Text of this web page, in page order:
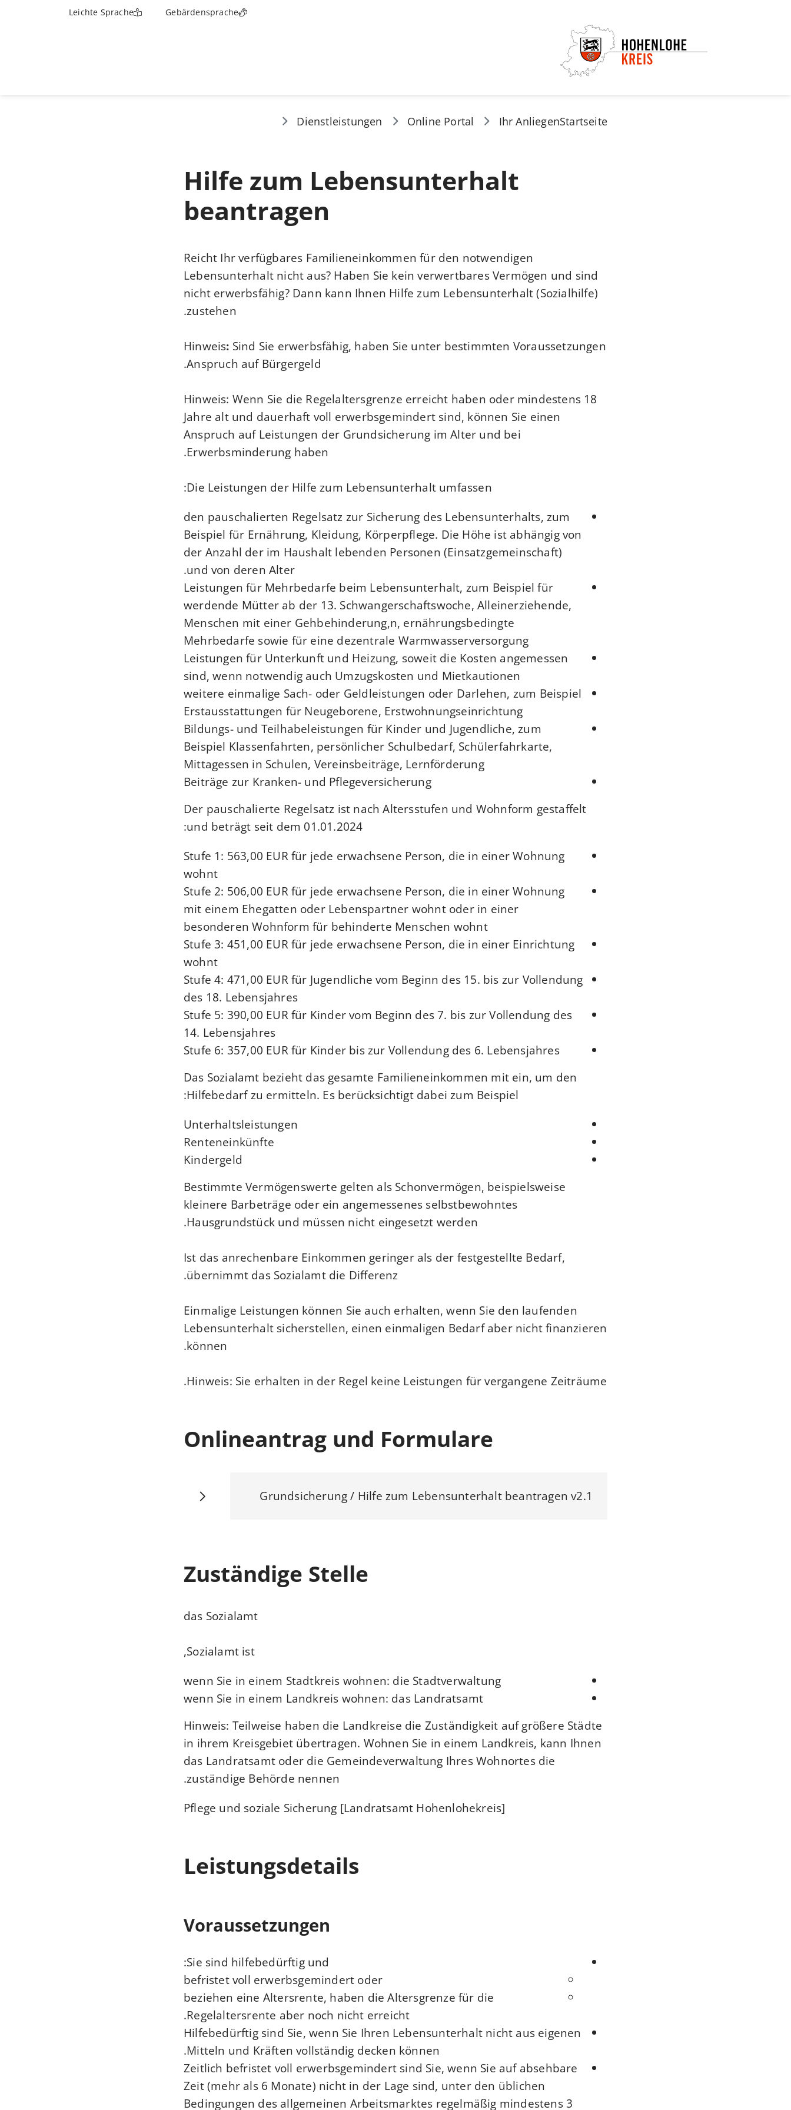
Gebärdensprache
Leichte Sprache
Startseite
Ihr Anliegen
Online Portal
Dienstleistungen
Hilfe zum Lebensunterhalt
beantragen
Reicht Ihr verfügbares Familieneinkommen für den notwendigen
Lebensunterhalt nicht aus? Haben Sie kein verwertbares Vermögen und sind
nicht erwerbsfähig? Dann kann Ihnen Hilfe zum Lebensunterhalt (Sozialhilfe)
zustehen.
Hinweis: Sind Sie erwerbsfähig, haben Sie unter bestimmten Voraussetzungen
Anspruch auf Bürgergeld.
Hinweis: Wenn Sie die Regelaltersgrenze erreicht haben oder mindestens 18
Jahre alt und dauerhaft voll erwerbsgemindert sind, können Sie einen
Anspruch auf Leistungen der Grundsicherung im Alter und bei
Erwerbsminderung haben.
Die Leistungen der Hilfe zum Lebensunterhalt umfassen:
den pauschalierten Regelsatz zur Sicherung des Lebensunterhalts, zum
Beispiel für Ernährung, Kleidung, Körperpflege. Die Höhe ist abhängig von
der Anzahl der im Haushalt lebenden Personen (Einsatzgemeinschaft)
und von deren Alter
.
Leistungen für Mehrbedarfe beim Lebensunterhalt, zum Beispiel für
werdende Mütter ab der 13. Schwangerschaftswoche, Alleinerziehende,
Menschen mit einer Gehbehinderung,n, ernährungsbedingte
Mehrbedarfe sowie für eine dezentrale Warmwasserversorgung
Leistungen für Unterkunft und Heizung, soweit die Kosten angemessen
sind, wenn notwendig auch Umzugskosten und Mietkautionen
weitere einmalige Sach- oder Geldleistungen oder Darlehen, zum Beispiel
Erstausstattungen für Neugeborene, Erstwohnungseinrichtung
Bildungs- und Teilhabeleistungen für Kinder und Jugendliche, zum
Beispiel Klassenfahrten, persönlicher Schulbedarf, Schülerfahrkarte,
Mittagessen in Schulen, Vereinsbeiträge, Lernförderung
Beiträge zur Kranken- und Pflegeversicherung
Der pauschalierte Regelsatz ist nach Altersstufen und Wohnform gestaffelt
und beträgt seit dem 01.01.2024:
Stufe 1: 563,00 EURfür jede erwachsene Person, die in einer Wohnung
wohnt
Stufe 2: 506,00 EURfür jede erwachsene Person, die in einer Wohnung
mit einem Ehegatten oder Lebenspartner wohnt oder in einer
besonderen Wohnform für behinderte Menschen wohnt
Stufe 3: 451,00 EURfür jede erwachsene Person, die in einer Einrichtung
wohnt
Stufe 4: 471,00 EURfür Jugendliche vom Beginn des 15. bis zur Vollendung
des 18. Lebensjahres
Stufe 5: 390,00 EURfür Kinder vom Beginn des 7. bis zur Vollendung des
14. Lebensjahres
Stufe 6: 357,00 EURfür Kinder bis zur Vollendung des 6. Lebensjahres
Das Sozialamt bezieht das gesamte Familieneinkommen mit ein, um den
Hilfebedarf zu ermitteln. Es berücksichtigt dabei zum Beispiel:
Unterhaltsleistungen
Renteneinkünfte
Kindergeld
Bestimmte Vermögenswerte gelten als Schonvermögen, beispielsweise
kleinere Barbeträge oder ein angemessenes selbstbewohntes
Hausgrundstück und müssen nicht eingesetzt werden.
Ist das anrechenbare Einkommen geringer als der festgestellte Bedarf,
übernimmt das Sozialamt die Differenz.
Einmalige Leistungen können Sie auch erhalten, wenn Sie den laufenden
Lebensunterhalt sicherstellen, einen einmaligen Bedarf aber nicht finanzieren
können.
Hinweis: Sie erhalten in der Regel keine Leistungen für vergangene Zeiträume.
Onlineantrag und Formulare
Grundsicherung / Hilfe zum Lebensunterhalt beantragen v2.1
Zuständige Stelle
das Sozialamt
Sozialamt ist,
wenn Sie in einem Stadtkreis wohnen: die Stadtverwaltung
wenn Sie in einem Landkreis wohnen: das Landratsamt
Hinweis: Teilweise haben die Landkreise die Zuständigkeit auf größere Städte
in ihrem Kreisgebiet übertragen. Wohnen Sie in einem Landkreis, kann Ihnen
das Landratsamt oder die Gemeindeverwaltung Ihres Wohnortes die
zuständige Behörde nennen.
Pflege und soziale Sicherung [Landratsamt Hohenlohekreis]
Leistungsdetails
Voraussetzungen
Sie sind hilfebedürftig und:
befristet voll erwerbsgemindert oder
beziehen eine Altersrente, haben die Altersgrenze für die
Regelaltersrente aber noch nicht erreicht.
Hilfebedürftig sind Sie, wenn Sie Ihren Lebensunterhalt nicht aus eigenen
Mitteln und Kräften vollständig decken können.
Zeitlich befristet voll erwerbsgemindert sind Sie, wenn Sie auf absehbare
Zeit (mehr als 6 Monate) nicht in der Lage sind, unter den üblichen
Bedingungen des allgemeinen Arbeitsmarktes regelmäßig mindestens 3